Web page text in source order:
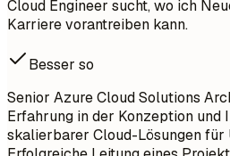
Cloud Engineer sucht, wo ich
Karriere vorantreiben kann.
Besser so
Senior Azure Cloud Solutions
Erfahrung in der Konzeption und
skalierbarer Cloud-Lösungen für